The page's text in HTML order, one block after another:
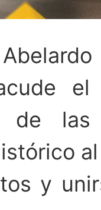
el
de las
y